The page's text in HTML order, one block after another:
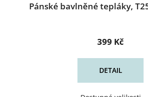
Pánské bavlněné tepláky,
399 Kč
DETAIL